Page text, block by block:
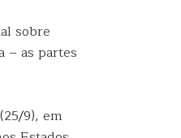
sobre
– as partes
9), em